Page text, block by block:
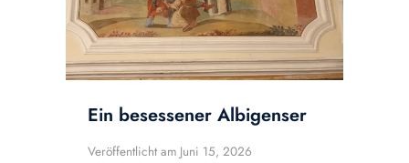
Ein besessener Albigenser
Veröffentlicht am Juni 15, 2026